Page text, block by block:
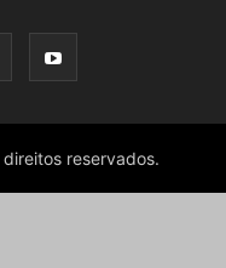
reservados.